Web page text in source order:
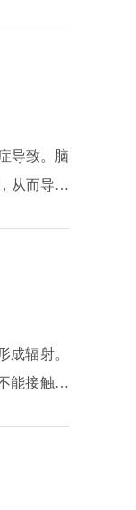
导致。脑
从而导致
成辐射。
能接触年